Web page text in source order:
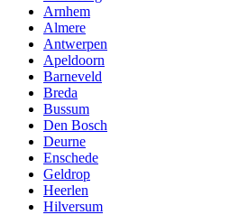
Arnhem
Almere
Antwerpen
Apeldoorn
Barneveld
Breda
Bussum
Den Bosch
Deurne
Enschede
Geldrop
Heerlen
Hilversum